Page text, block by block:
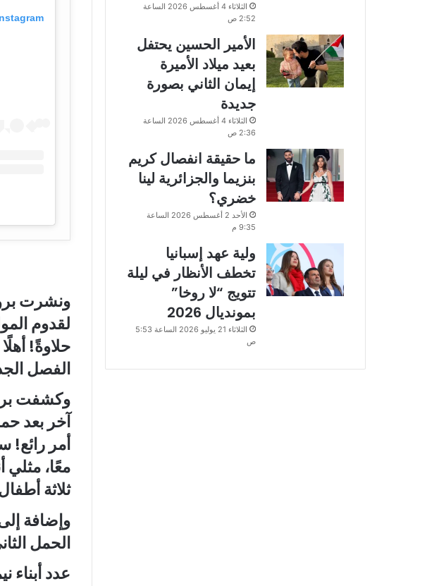
ونشرت
لقدوم
حلاوةً!
الفصل
وكشفت
آخر بعد
أمر رائع!
معًا، مثلي
ثلاثة
وإضافة
الحمل
عدد أبناء
الثلاثاء 4 أغسطس 2026 الساعة
2:52 ص
الأمير الحسين يحتفل
بعيد ميلاد الأميرة
إيمان الثاني بصورة
جديدة
الثلاثاء 4 أغسطس 2026 الساعة
2:36 ص
ما حقيقة انفصال كريم
بنزيما والجزائرية لينا
خضري؟
الأحد 2 أغسطس 2026 الساعة
9:35 م
ولية عهد إسبانيا
تخطف الأنظار في ليلة
تتويج “لا روخا”
بمونديال 2026
الثلاثاء 21 يوليو 2026 الساعة 5:53
ص